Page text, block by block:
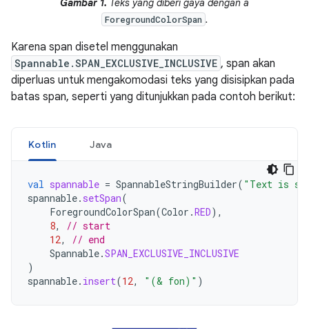
ForegroundColorSpan .
Karena span disetel menggunakan
Spannable.SPAN_EXCLUSIVE_INCLUSIVE , span akan
diperluas untuk mengakomodasi teks yang disisipkan pada
batas span, seperti yang ditunjukkan pada contoh berikut:
Kotlin Java
val spannable = SpannableStringBuilder( "Text is
spannable. setSpan(
ForegroundColorSpan(Color .RED),
8,
// start
12,
// end
Spannable.SPAN_EXCLUSIVE_INCLUSIVE
)
spannable. insert(12, "(& fon)" )